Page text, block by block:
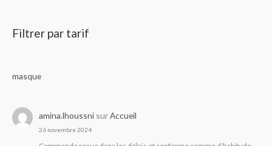
Filtrer par tarif
masque
amina.lhoussni surAccueil
26 novembre 2024